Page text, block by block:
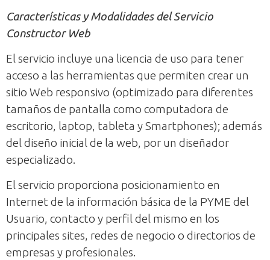
Características y Modalidades del Servicio
Constructor Web
El servicio incluye una licencia de uso para tener
acceso a las herramientas que permiten crear un
sitio Web responsivo (optimizado para diferentes
tamaños de pantalla como computadora de
escritorio, laptop, tableta y Smartphones); además
del diseño inicial de la web, por un diseñador
especializado.
El servicio proporciona posicionamiento en
Internet de la información básica de la PYME del
Usuario, contacto y perfil del mismo en los
principales sites, redes de negocio o directorios de
empresas y profesionales.